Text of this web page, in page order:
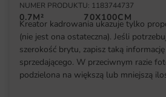
NUMER PRODUKTU: 1183744737
0.7M² 70X100CM
Kreator kadrowania ukazuje tylko
(nie jest ona ostateczna). Jeśli
szerokość brytu, zapisz taką
sprzedającego. W przeciwnym razie
podzielona na większą lub mniejszą